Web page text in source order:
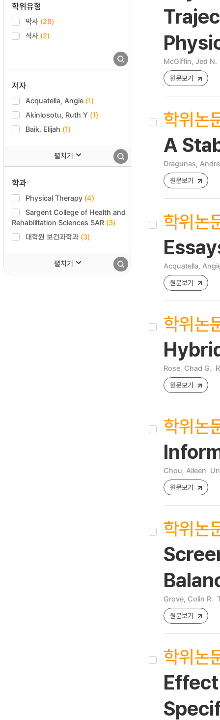
학위유형
박사 (28)
석사 (2)
저자
Acquatella, Angie (1)
Akinlosotu, Ruth Y (1)
Baik, Elijah (1)
펼치기
학과
Physical Therapy (4)
Sargent College of Health and
Rehabilitation Sciences SAR (3)
대학원 보건과학과 (3)
펼치기
McGiffin, Jed N.
원문보기
학위논
A
Dragunas,
원문보기
학위논
Acquatella,
원문보기
학위논
Rose, Chad G.
원문보기
학위논
Chou, Aileen
원문보기
학위논
Grove, Colin R.
원문보기
학위논